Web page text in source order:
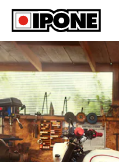
Ipone
OLI MOTORE
CURA
MANUTENZIONE
LIFESTYLE